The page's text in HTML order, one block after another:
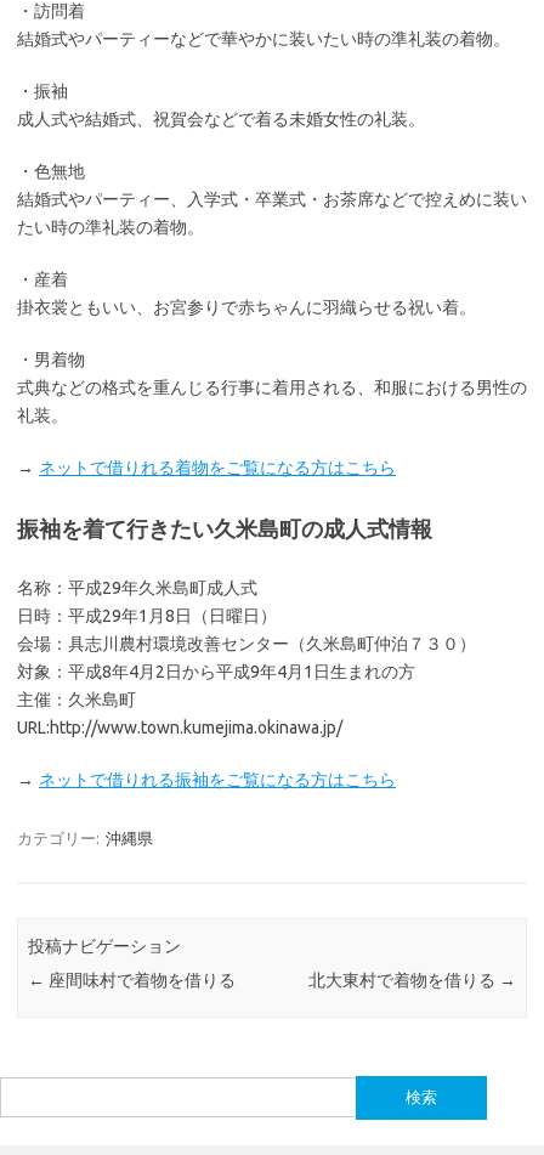
・訪問着
結婚式やパーティーなどで華やかに装いたい時の準礼装の着物。
・振袖
成人式や結婚式、祝賀会などで着る未婚女性の礼装。
・色無地
結婚式やパーティー、入学式・卒業式・お茶席などで控えめに装い
たい時の準礼装の着物。
・産着
掛衣裳ともいい、お宮参りで赤ちゃんに羽織らせる祝い着。
・男着物
式典などの格式を重んじる行事に着用される、和服における男性の
礼装。
→ ネットで借りれる着物をご覧になる方はこちら
振袖を着て行きたい久米島町の成人式情報
名称：平成29年久米島町成人式
日時：平成29年1月8日（日曜日）
会場：具志川農村環境改善センター（久米島町仲泊７３０）
対象：平成8年4月2日から平成9年4月1日生まれの方
主催：久米島町
URL:http://www.town.kumejima.okinawa.jp/
→ ネットで借りれる振袖をご覧になる方はこちら
カテゴリー: 沖縄県
投稿ナビゲーション
← 座間味村で着物を借りる 北大東村で着物を借りる →
索: